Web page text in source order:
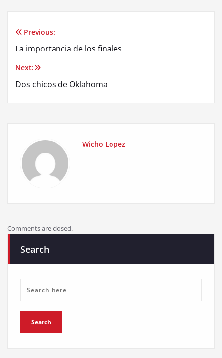
Post
navigation
Previous:
La importancia de los finales
Next:
Dos chicos de Oklahoma
Wicho Lopez
Comments are closed.
Search